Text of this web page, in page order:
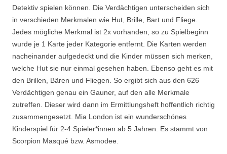
Detektiv spielen können. Die Verdächtigen unterscheiden sich
in verschieden Merkmalen wie Hut, Brille, Bart und Fliege.
Jedes mögliche Merkmal ist 2x vorhanden, so zu Spielbeginn
wurde je 1 Karte jeder Kategorie entfernt. Die Karten werden
nacheinander aufgedeckt und die Kinder müssen sich merken,
welche Hut sie nur einmal gesehen haben. Ebenso geht es mit
den Brillen, Bären und Fliegen. So ergibt sich aus den 626
Verdächtigen genau ein Gauner, auf den alle Merkmale
zutreffen. Dieser wird dann im Ermittlungsheft hoffentlich richtig
zusammengesetzt. Mia London ist ein wunderschönes
Kinderspiel für 2-4 Spieler*innen ab 5 Jahren. Es stammt von
Scorpion Masqué bzw. Asmodee.